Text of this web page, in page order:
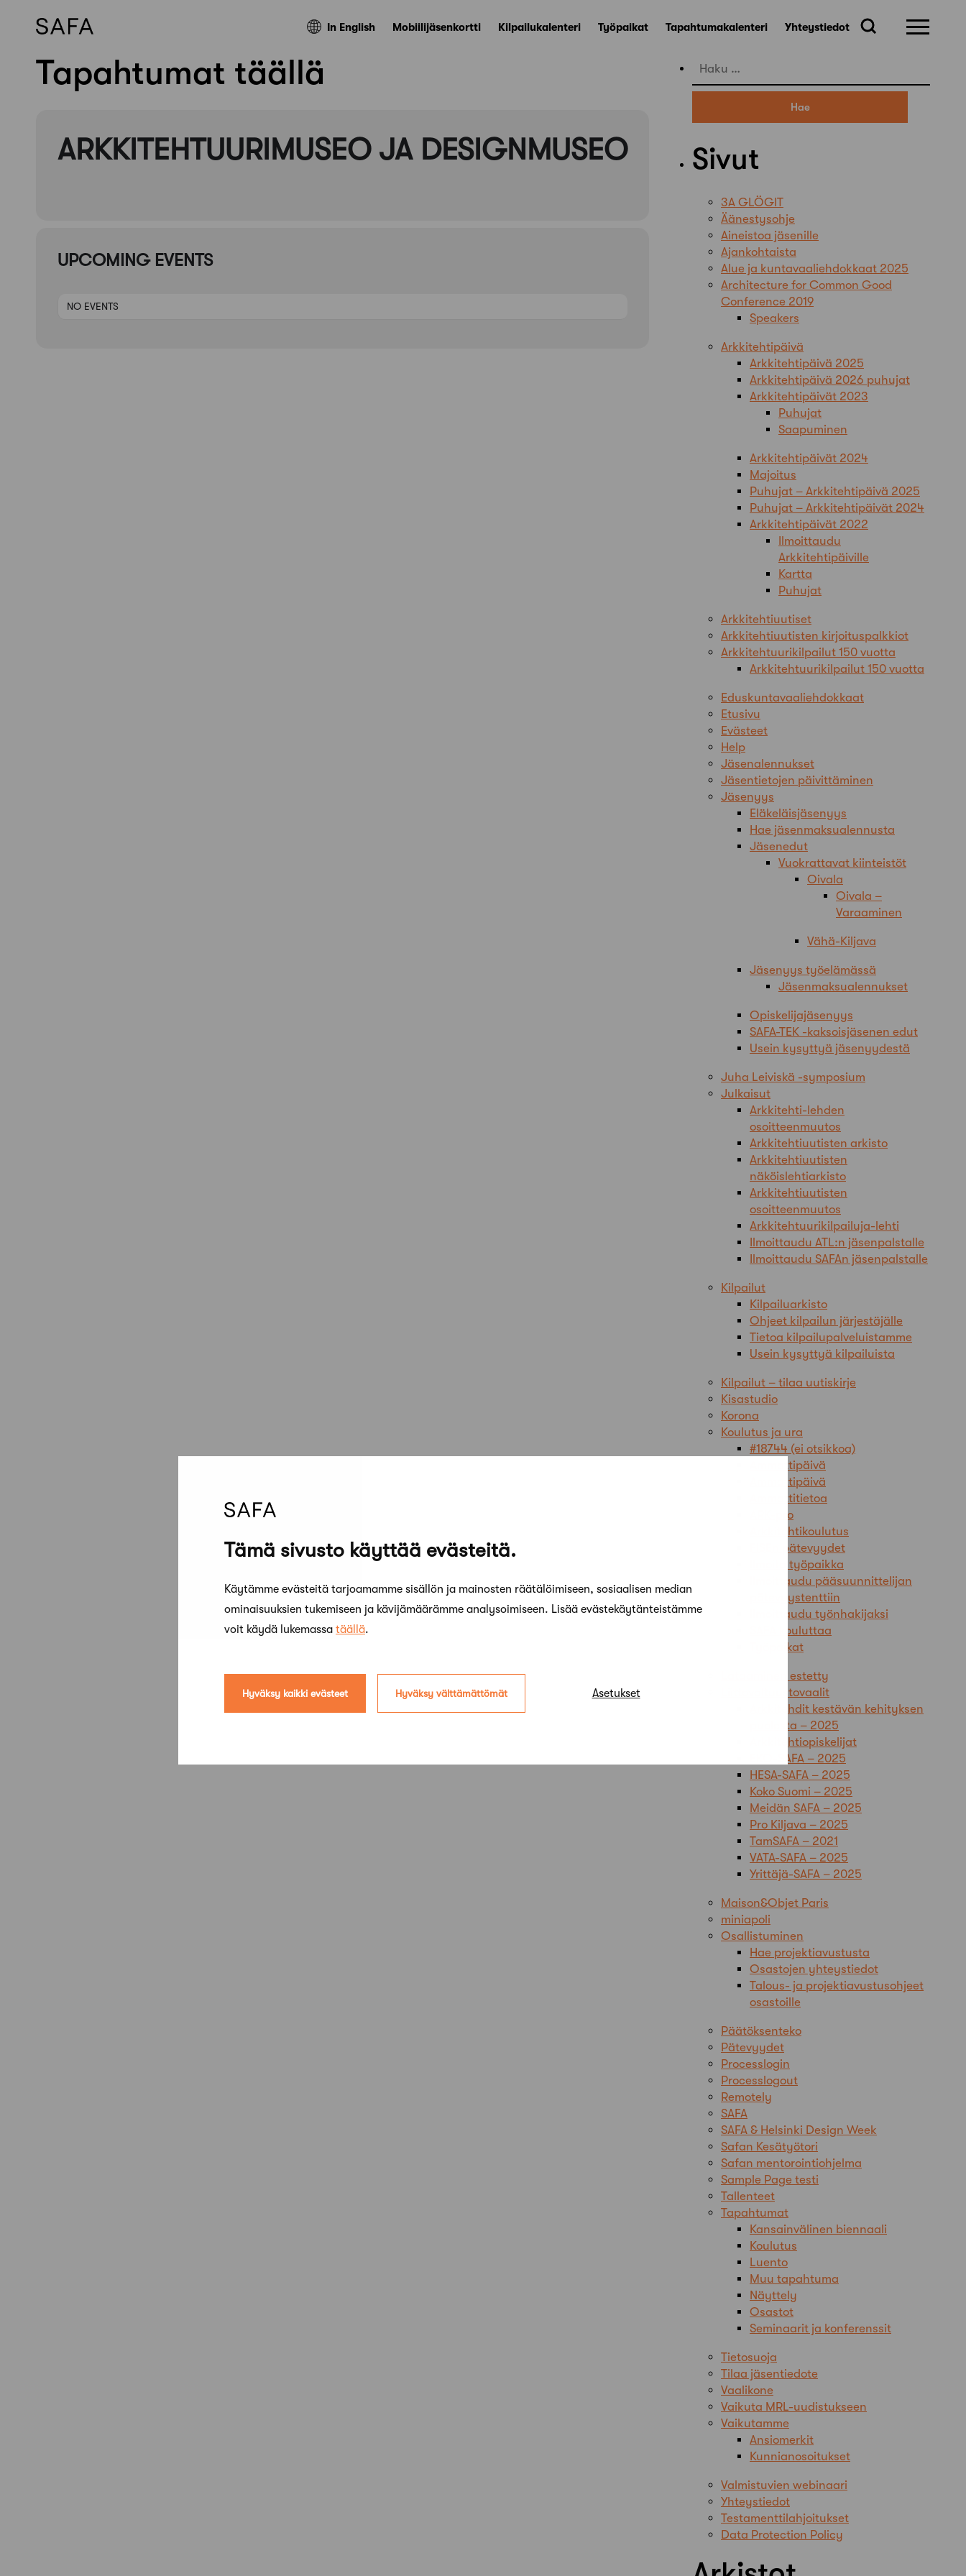
Tämä sivusto käyttää evästeitä.
Käytämme evästeitä tarjoamamme sisällön ja mainosten räätälöimiseen, sosiaalisen median
ominaisuuksien tukemiseen ja kävijämäärämme analysoimiseen. Lisää evästekäytänteistämme
voit käydä lukemassa täällä.
Hyväksy kaikki evästeet Hyväksy välttämättömät Asetukset
In English Mobiilijäsenkortti Kilpailukalenteri Työpaikat Tapahtumakalenteri Yhteystiedot
Tapahtumat täällä
ARKKITEHTUURIMUSEO JA DESIGNMUSEO
UPCOMING EVENTS
NO EVENTS
Haku:
Sivut
3A GLÖGIT
Äänestysohje
Aineistoa jäsenille
Ajankohtaista
Alue ja kuntavaaliehdokkaat 2025
Architecture for Common Good
Conference 2019
Speakers
Arkkitehtipäivä
Arkkitehtipäivä 2025
Arkkitehtipäivä 2026 puhujat
Arkkitehtipäivät 2023
Puhujat
Saapuminen
Arkkitehtipäivät 2024
Majoitus
Puhujat – Arkkitehtipäivä 2025
Puhujat – Arkkitehtipäivät 2024
Arkkitehtipäivät 2022
Ilmoittaudu
Arkkitehtipäiville
Kartta
Puhujat
Arkkitehtiuutiset
Arkkitehtiuutisten kirjoituspalkkiot
Arkkitehtuurikilpailut 150 vuotta
Arkkitehtuurikilpailut 150 vuotta
Eduskuntavaaliehdokkaat
Etusivu
Evästeet
Help
Jäsenalennukset
Jäsentietojen päivittäminen
Jäsenyys
Eläkeläisjäsenyys
Hae jäsenmaksualennusta
Jäsenedut
Vuokrattavat kiinteistöt
Oivala
Oivala –
Varaaminen
Vähä-Kiljava
Jäsenyys työelämässä
Jäsenmaksualennukset
Opiskelijajäsenyys
SAFA-TEK -kaksoisjäsenen edut
Usein kysyttyä jäsenyydestä
Juha Leiviskä -symposium
Julkaisut
Arkkitehti-lehden
osoitteenmuutos
Arkkitehtiuutisten arkisto
Arkkitehtiuutisten
näköislehtiarkisto
Arkkitehtiuutisten
osoitteenmuutos
Arkkitehtuurikilpailuja-lehti
Ilmoittaudu ATL:n jäsenpalstalle
Ilmoittaudu SAFAn jäsenpalstalle
Kilpailut
Kilpailuarkisto
Ohjeet kilpailun järjestäjälle
Tietoa kilpailupalveluistamme
Usein kysyttyä kilpailuista
Kilpailut – tilaa uutiskirje
Kisastudio
Korona
Koulutus ja ura
#18744 (ei otsikkoa)
Ammattipäivä
Ammattipäivä
Ammattitietoa
ARK-pro
Arkkitehtikoulutus
FISEn pätevyydet
Ilmoita työpaikka
Ilmoittaudu pääsuunnittelijan
pätevyystenttiin
Ilmoittaudu työnhakijaksi
SAFA kouluttaa
Työpaikat
Lataaminen estetty
Liittovaltuustovaalit
Arkkitehdit kestävän kehityksen
puolesta – 2025
Arkkitehtiopiskelijat
EKO-SAFA – 2025
HESA-SAFA – 2025
Koko Suomi – 2025
Meidän SAFA – 2025
Pro Kiljava – 2025
TamSAFA – 2021
VATA-SAFA – 2025
Yrittäjä-SAFA – 2025
Maison&Objet Paris
miniapoli
Osallistuminen
Hae projektiavustusta
Osastojen yhteystiedot
Talous- ja projektiavustusohjeet
osastoille
Päätöksenteko
Pätevyydet
Processlogin
Processlogout
Remotely
SAFA
SAFA & Helsinki Design Week
Safan Kesätyötori
Safan mentorointiohjelma
Sample Page testi
Tallenteet
Tapahtumat
Kansainvälinen biennaali
Koulutus
Luento
Muu tapahtuma
Näyttely
Osastot
Seminaarit ja konferenssit
Tietosuoja
Tilaa jäsentiedote
Vaalikone
Vaikuta MRL-uudistukseen
Vaikutamme
Ansiomerkit
Kunnianosoitukset
Valmistuvien webinaari
Yhteystiedot
Testamenttilahjoitukset
Data Protection Policy